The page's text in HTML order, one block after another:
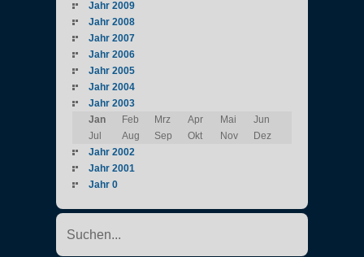
Jahr 2009
Jahr 2008
Jahr 2007
Jahr 2006
Jahr 2005
Jahr 2004
Jahr 2003
Jan
Feb Mrz Apr Mai
Jun
Jul
Aug Sep Okt Nov
Dez
Jahr 2002
Jahr 2001
Jahr 0